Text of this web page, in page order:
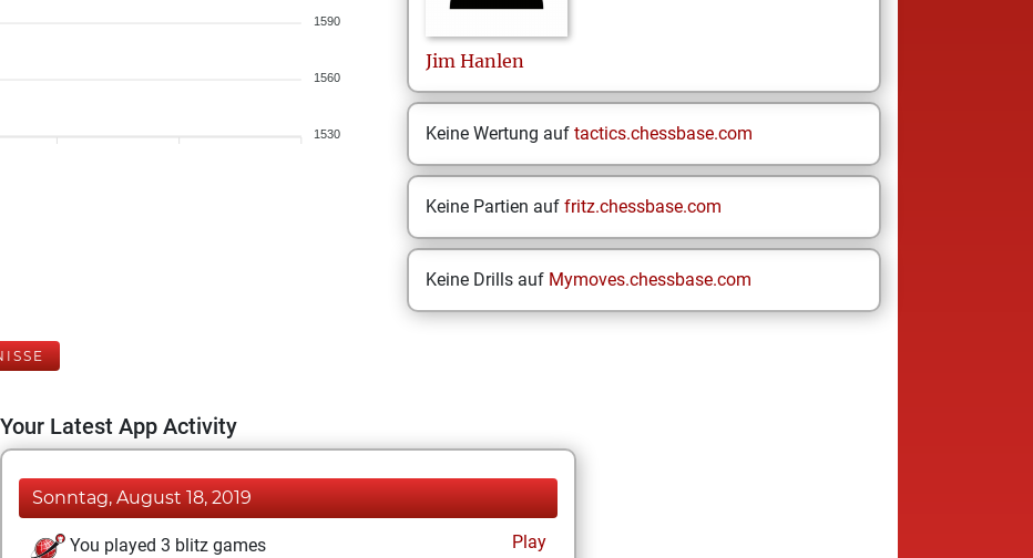
1590
1560
1530
Jim Hanlen
Keine Wertung auf tactics.chessbase.com
Keine Partien auf fritz.chessbase.com
Keine Drills auf Mymoves.chessbase.com
Your Latest App Activity
Sonntag, August 18, 2019
You played 3 blitz games
Play